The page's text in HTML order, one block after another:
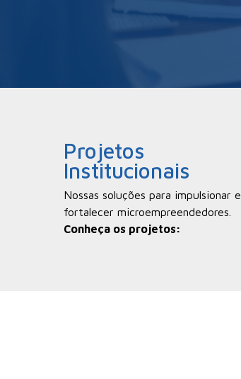
Projetos
Institucionais
Nossas soluções para impulsionar e
fortalecer microempreendedores.
Conheça os projetos: